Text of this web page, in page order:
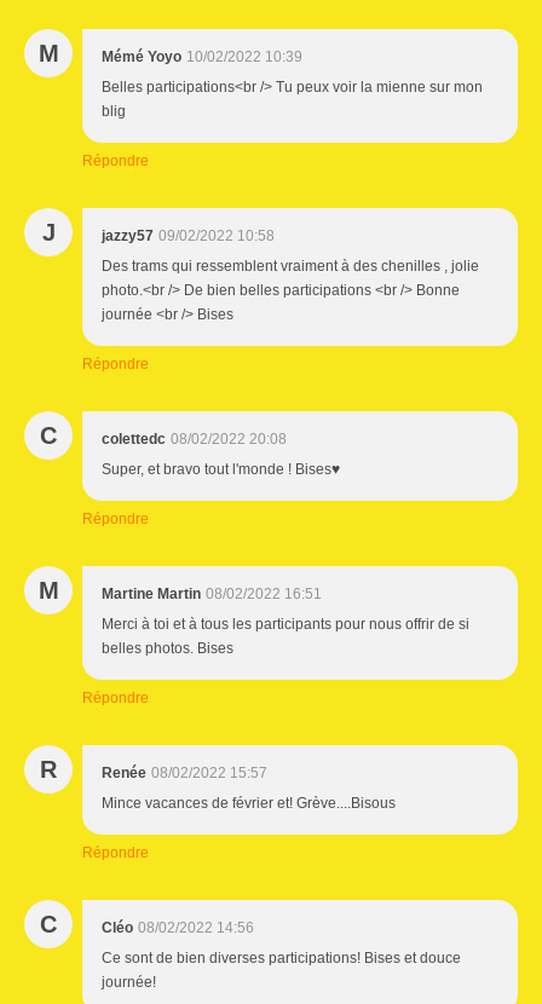
M Mémé Yoyo 10/02/2022 10:39
Belles participations<br /> Tu peux voir la mienne sur mon
blig
Répondre
J jazzy57 09/02/2022 10:58
Des trams qui ressemblent vraiment à des chenilles , jolie
photo.<br /> De bien belles participations <br /> Bonne
journée <br /> Bises
Répondre
C colettedc 08/02/2022 20:08
Super, et bravo tout l'monde ! Bises♥
Répondre
M Martine Martin 08/02/2022 16:51
Merci à toi et à tous les participants pour nous offrir de si
belles photos. Bises
Répondre
R Renée 08/02/2022 15:57
Mince vacances de février et! Grève....Bisous
Répondre
C Cléo 08/02/2022 14:56
Ce sont de bien diverses participations! Bises et douce
journée!